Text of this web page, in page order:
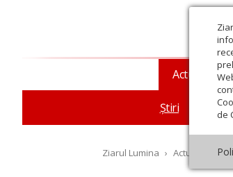
de
Actualitate
Știri
Ziarul Lumina › Actualitate